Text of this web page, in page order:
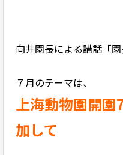
向井園長による講話「園
７月のテーマは、
上海動物園開園
加して